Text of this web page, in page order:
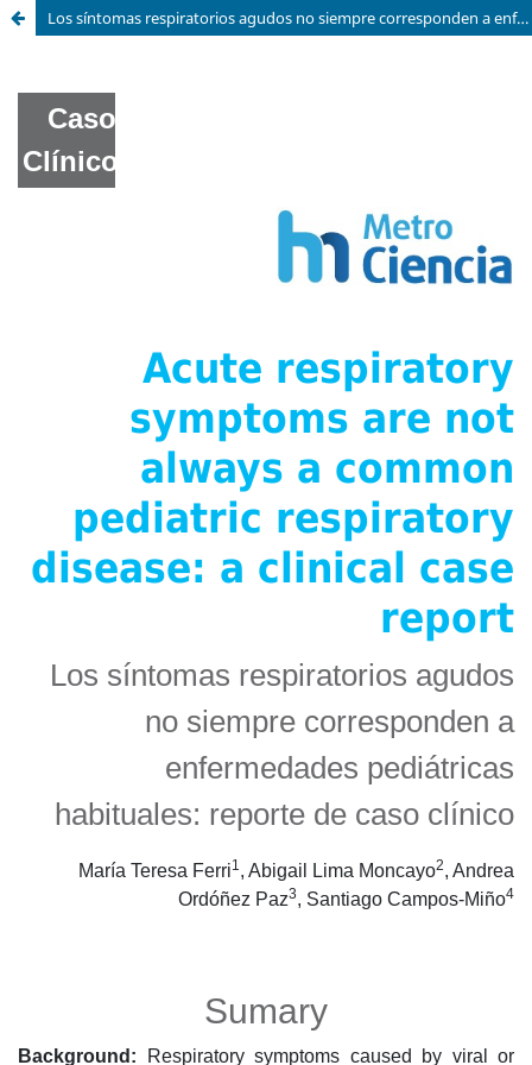
Los síntomas respiratorios agudos no siempre corresponden a enfermedades pediátricas habituales: reporte de caso clínico